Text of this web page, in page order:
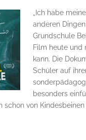
„Ich habe
anderen
Grundschule
Film heute und
kann. Die
Schüler auf
besonders
schon von